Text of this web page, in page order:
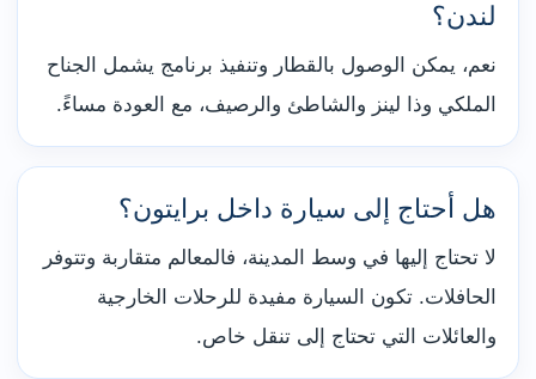
لندن؟
نعم، يمكن الوصول بالقطار وتنفيذ برنامج يشمل الجناح
الملكي وذا لينز والشاطئ والرصيف، مع العودة مساءً.
هل أحتاج إلى سيارة داخل برايتون؟
لا تحتاج إليها في وسط المدينة، فالمعالم متقاربة وتتوفر
الحافلات. تكون السيارة مفيدة للرحلات الخارجية
والعائلات التي تحتاج إلى تنقل خاص.